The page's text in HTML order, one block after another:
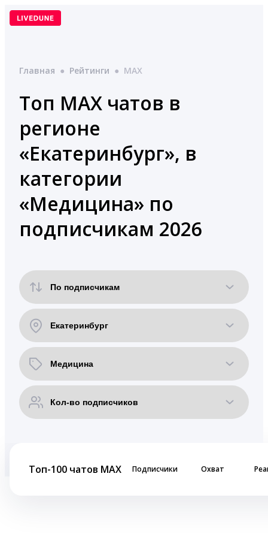
Перейти
Главная ● Рейтинги ● MAX
Топ MAX чатов в
регионе
«Екатеринбург», в
категории
«Медицина» по
подписчикам 2026
Топ-100 чатов MAX Подписчики Охват